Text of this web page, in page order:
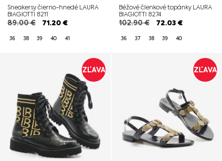
Sneakersy čierno-hnedé LAURA
BIAGIOTTI 8211
89.00€ 71.20€
36 38 39 40 41
Béžové členkové topánky LAURA
BIAGIOTTI 8274
102.90€ 72.03€
36 37 38 39 40
ZĽAVA ZĽAVA